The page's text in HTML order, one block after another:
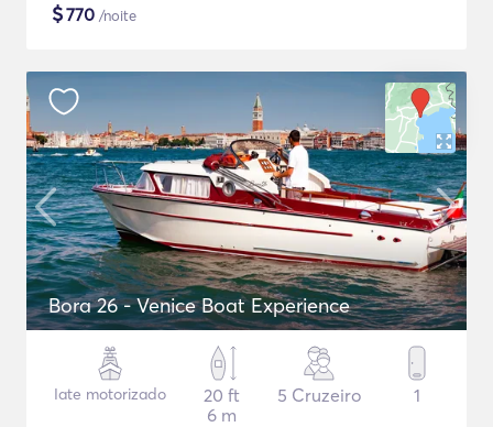
$770 /noite
Bora 26 - Venice Boat Experience
Iate motorizado
20 ft
6 m
5 Cruzeiro 1